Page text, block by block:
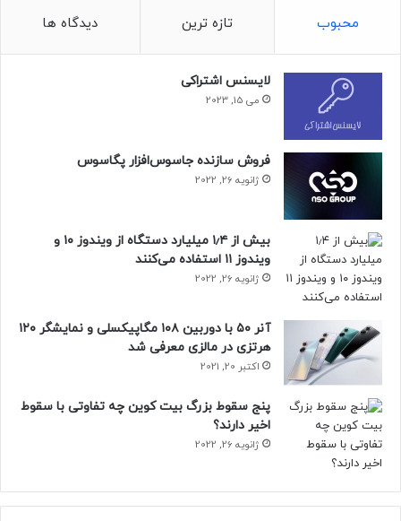
محبوب تازه ترین دیدگاه ها
لایسنس اشتراکی
می 15, 2023
فروش سازنده جاسوس‌افزار پگاسوس
ژانویه 26, 2022
بیش از ۱٫۴ میلیارد دستگاه از ویندوز ۱۰ و
ویندوز ۱۱ استفاده می‌کنند
ژانویه 26, 2022
آنر ۵۰ با دوربین ۱۰۸ مگاپیکسلی و نمایشگر ۱۲۰
هرتزی در مالزی معرفی شد
اکتبر 20, 2021
پنج سقوط بزرگ بیت کوین چه تفاوتی با سقوط
اخیر دارند؟
ژانویه 26, 2022